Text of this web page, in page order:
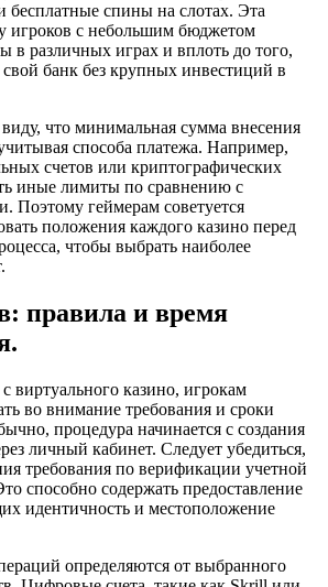
бесплатные спины на слотах. Эта
игроков с небольшим бюджетом
в различных играх и вплоть до того,
банк без крупных инвестиций в
что минимальная сумма внесения
способа платежа. Например,
счетов или криптографических
иные лимиты по сравнению с
Поэтому геймерам советуется
положения каждого казино перед
чтобы выбрать наиболее
правила и время
виртуального казино, игрокам
во внимание требования и сроки
процедура начинается с создания
личный кабинет. Следует убедиться,
требования по верификации учетной
способно содержать предоставление
идентичность и местоположение
определяются от выбранного